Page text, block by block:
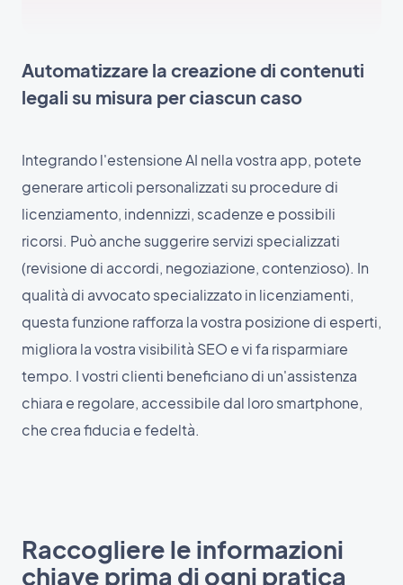
Automatizzare la creazione di contenuti
legali su misura per ciascun caso
Integrando l'estensione AI nella vostra app, potete
generare articoli personalizzati su procedure di
licenziamento, indennizzi, scadenze e possibili
ricorsi. Può anche suggerire servizi specializzati
(revisione di accordi, negoziazione, contenzioso). In
qualità di avvocato specializzato in licenziamenti,
questa funzione rafforza la vostra posizione di esperti,
migliora la vostra visibilità SEO e vi fa risparmiare
tempo. I vostri clienti beneficiano di un'assistenza
chiara e regolare, accessibile dal loro smartphone,
che crea fiducia e fedeltà.
Raccogliere le informazioni
chiave prima di ogni pratica